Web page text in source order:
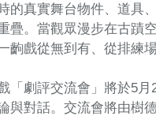
的真實舞台物件、道具
疊。當觀眾漫步在古蹟
齣戲從無到有、從排練
「劇評交流會」將於5
與對話。交流會將由樹